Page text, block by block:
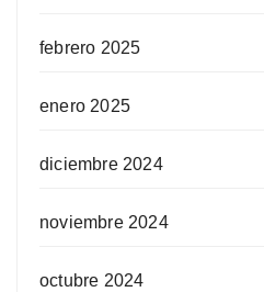
febrero 2025
enero 2025
diciembre 2024
noviembre 2024
octubre 2024